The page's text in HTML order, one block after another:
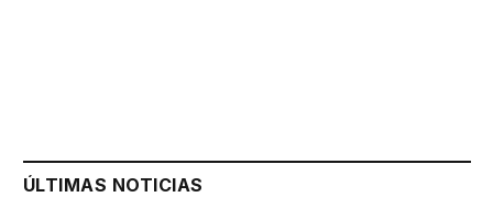
ÚLTIMAS NOTICIAS